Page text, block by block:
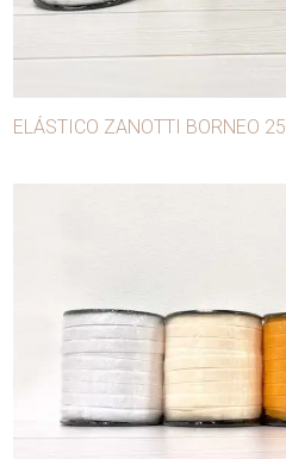
ELÁSTICO ZANOTTI BORNEO 25